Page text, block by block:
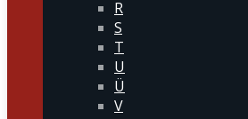
R
S
T
U
Ü
V